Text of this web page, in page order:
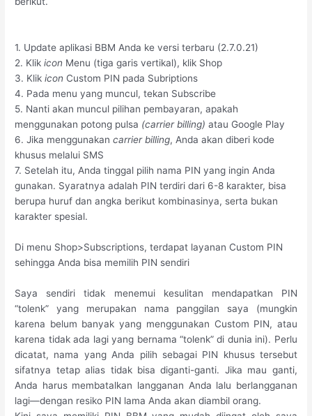
1. Update aplikasi BBM Anda ke versi terbaru (2.7.0.21)
2. Klikicon Menu (tiga garis vertikal), klik Shop
3. Klikicon Custom PIN pada Subriptions
4. Pada menu yang muncul, tekan Subscribe
5. Nanti akan muncul pilihan pembayaran, apakah
menggunakan potong pulsa (carrier billing) atau Google Play
6. Jika menggunakancarrier billing, Anda akan diberi kode
khusus melalui SMS
7. Setelah itu, Anda tinggal pilih nama PIN yang ingin Anda
gunakan. Syaratnya adalah PIN terdiri dari 6-8 karakter, bisa
berupa huruf dan angka berikut kombinasinya, serta bukan
karakter spesial.
Di menu Shop>Subscriptions, terdapat layanan Custom PIN
sehingga Anda bisa memilih PIN sendiri
Saya sendiri tidak menemui kesulitan mendapatkan PIN
“tolenk” yang merupakan nama panggilan saya (mungkin
karena belum banyak yang menggunakan Custom PIN, atau
karena tidak ada lagi yang bernama “tolenk” di dunia ini). Perlu
dicatat, nama yang Anda pilih sebagai PIN khusus tersebut
sifatnya tetap alias tidak bisa diganti-ganti. Jika mau ganti,
Anda harus membatalkan langganan Anda lalu berlangganan
lagi—dengan resiko PIN lama Anda akan diambil orang.